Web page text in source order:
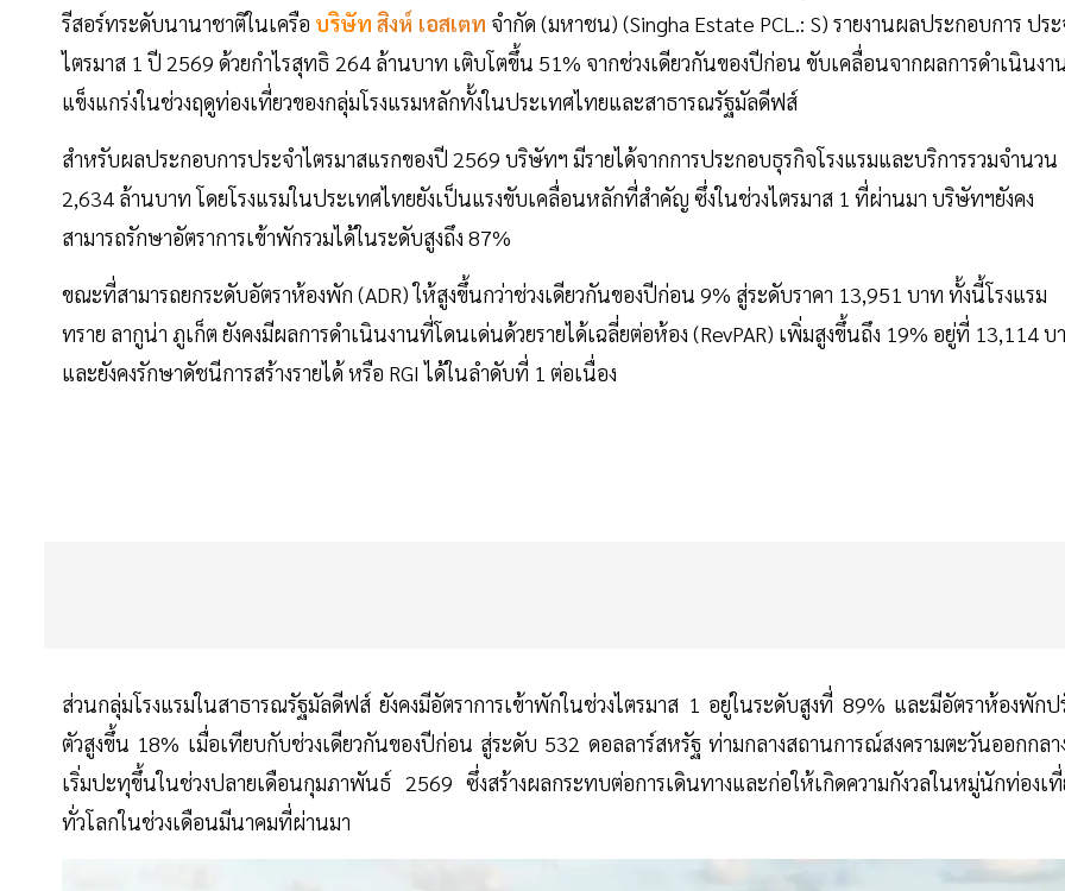
รีสอร์ทระดับนานาชาติในเครือ บริษัท สิงห์ เอสเตท จำกัด (มหาชน) (Singha Estate PCL.: S) รายงานผลประกอบการ ปร
ไตรมาส 1 ปี 2569 ด้วยกำไรสุทธิ 264 ล้านบาท เติบโตขึ้น 51% จากช่วงเดียวกันของปีก่อน ขับเคลื่อนจากผลการดำเนินงา
แข็งแกร่งในช่วงฤดูท่องเที่ยวของกลุ่มโรงแรมหลักทั้งในประเทศไทยและสาธารณรัฐมัลดีฟส์
สำหรับผลประกอบการประจำไตรมาสแรกของปี 2569 บริษัทฯ มีรายได้จากการประกอบธุรกิจโรงแรมและบริการรวมจำนวน
2,634 ล้านบาท โดยโรงแรมในประเทศไทยยังเป็นแรงขับเคลื่อนหลักที่สำคัญ ซึ่งในช่วงไตรมาส 1 ที่ผ่านมา บริษัทฯยังคง
สามารถรักษาอัตราการเข้าพักรวมได้ในระดับสูงถึง 87%
ขณะที่สามารถยกระดับอัตราห้องพัก (ADR) ให้สูงขึ้นกว่าช่วงเดียวกันของปีก่อน 9% สู่ระดับราคา 13,951 บาท ทั้งนี้โรงแรม
ทราย ลากูน่า ภูเก็ต ยังคงมีผลการดำเนินงานที่โดนเด่นด้วยรายได้เฉลี่ยต่อห้อง (RevPAR) เพิ่มสูงขึ้นถึง 19% อยู่ที่ 13,114 บ
และยังคงรักษาดัชนีการสร้างรายได้ หรือ RGI ได้ในลำดับที่ 1 ต่อเนื่อง
ส่วนกลุ่มโรงแรมในสาธารณรัฐมัลดีฟส์ ยังคงมีอัตราการเข้าพักในช่วงไตรมาส 1 อยู่ในระดับสูงที่ 89% และมีอัตราห้องพักป
ตัวสูงขึ้น 18% เมื่อเทียบกับช่วงเดียวกันของปีก่อน สู่ระดับ 532 ดอลลาร์สหรัฐ ท่ามกลางสถานการณ์สงครามตะวันออกกลา
เริ่มปะทุขึ้นในช่วงปลายเดือนกุมภาพันธ์ 2569 ซึ่งสร้างผลกระทบต่อการเดินทางและก่อให้เกิดความกังวลในหมู่นักท่องเที่
ทั่วโลกในช่วงเดือนมีนาคมที่ผ่านมา